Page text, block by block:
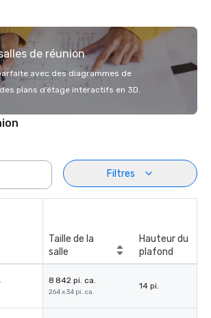
de réunion
avec des diagrammes de
plans d’étage interactifs en 3D.
Filtres
Taille de la
salle
Hauteur du
plafond
8 842 pi. ca.
264 x 34 pi. ca.
14 pi.